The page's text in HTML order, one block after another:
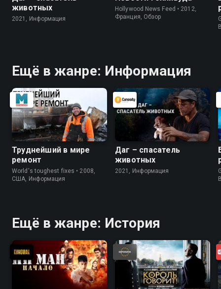
животных
2021, Информация
Hollywood News Feed • 2012,
Франция, Обзор
Ещё в жанре: Информация
Труднейший в мире
ремонт
World's toughest fixes • 2008,
США, Информация
Даг – спасатель
животных
2021, Информация
Ещё в жанре: История